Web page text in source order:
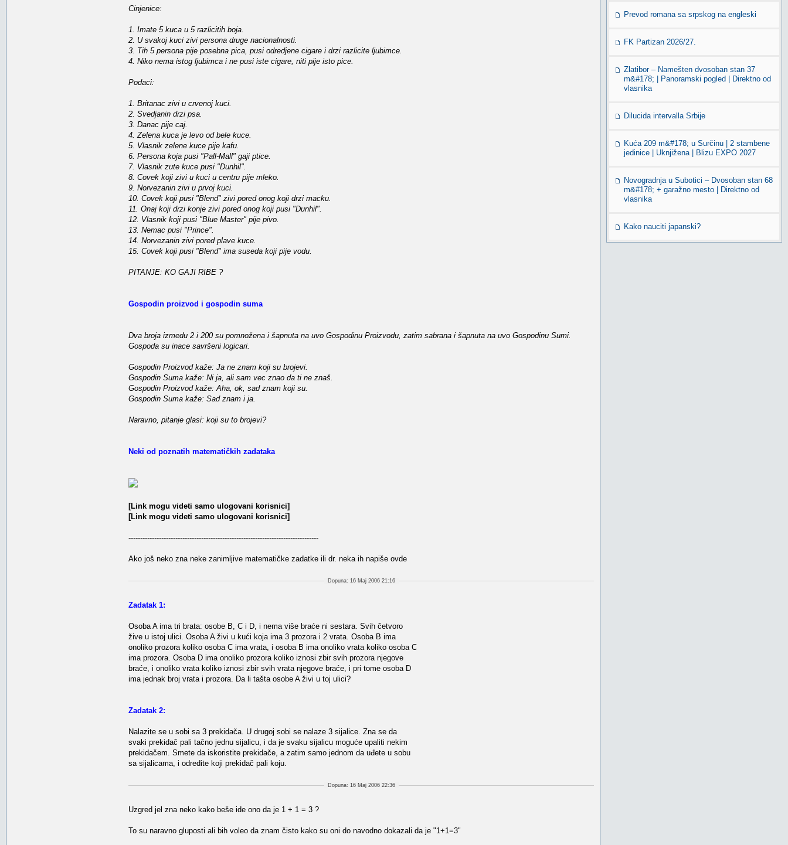
Cinjenice:
1. Imate 5 kuca u 5 razlicitih boja.
2. U svakoj kuci zivi persona druge nacionalnosti.
3. Tih 5 persona pije posebna pica, pusi odredjene cigare i drzi razlicite ljubimce.
4. Niko nema istog ljubimca i ne pusi iste cigare, niti pije isto pice.
Podaci:
1. Britanac zivi u crvenoj kuci.
2. Svedjanin drzi psa.
3. Danac pije caj.
4. Zelena kuca je levo od bele kuce.
5. Vlasnik zelene kuce pije kafu.
6. Persona koja pusi "Pall-Mall" gaji ptice.
7. Vlasnik zute kuce pusi "Dunhil".
8. Covek koji zivi u kuci u centru pije mleko.
9. Norvezanin zivi u prvoj kuci.
10. Covek koji pusi "Blend" zivi pored onog koji drzi macku.
11. Onaj koji drzi konje zivi pored onog koji pusi "Dunhil".
12. Vlasnik koji pusi "Blue Master" pije pivo.
13. Nemac pusi "Prince".
14. Norvezanin zivi pored plave kuce.
15. Covek koji pusi "Blend" ima suseda koji pije vodu.
PITANJE: KO GAJI RIBE ?
Gospodin proizvod i gospodin suma
Dva broja izmedu 2 i 200 su pomnožena i šapnuta na uvo Gospodinu Proizvodu, zatim sabrana i šapnuta na uvo Gospodinu Sumi.
Gospoda su inace savršeni logicari.
Gospodin Proizvod kaže: Ja ne znam koji su brojevi.
Gospodin Suma kaže: Ni ja, ali sam vec znao da ti ne znaš.
Gospodin Proizvod kaže: Aha, ok, sad znam koji su.
Gospodin Suma kaže: Sad znam i ja.
Naravno, pitanje glasi: koji su to brojevi?
Neki od poznatih matematičkih zadataka
[Link mogu videti samo ulogovani korisnici]
[Link mogu videti samo ulogovani korisnici]
---------------------------------------------------------------------------------
Ako još neko zna neke zanimljive matematičke zadatke ili dr. neka ih napiše ovde
Dopuna: 16 Maj 2006 21:16
Zadatak 1:
Osoba A ima tri brata: osobe B, C i D, i nema više braće ni sestara. Svih četvoro
žive u istoj ulici. Osoba A živi u kući koja ima 3 prozora i 2 vrata. Osoba B ima
onoliko prozora koliko osoba C ima vrata, i osoba B ima onoliko vrata koliko osoba C
ima prozora. Osoba D ima onoliko prozora koliko iznosi zbir svih prozora njegove
braće, i onoliko vrata koliko iznosi zbir svih vrata njegove braće, i pri tome osoba D
ima jednak broj vrata i prozora. Da li tašta osobe A živi u toj ulici?
Zadatak 2:
Nalazite se u sobi sa 3 prekidača. U drugoj sobi se nalaze 3 sijalice. Zna se da
svaki prekidač pali tačno jednu sijalicu, i da je svaku sijalicu moguće upaliti nekim
prekidačem. Smete da iskoristite prekidače, a zatim samo jednom da uđete u sobu
sa sijalicama, i odredite koji prekidač pali koju.
Dopuna: 16 Maj 2006 22:36
Uzgred jel zna neko kako beše ide ono da je 1 + 1 = 3 ?
To su naravno gluposti ali bih voleo da znam čisto kako su oni do navodno dokazali da je "1+1=3"
Prevod romana sa srpskog na engleski
FK Partizan 2026/27.
Zlatibor – Namešten dvosoban stan 37
m&#178; | Panoramski pogled | Direktno od
vlasnika
Dilucida intervalla Srbije
Kuća 209 m&#178; u Surčinu | 2 stambene
jedinice | Uknjižena | Blizu EXPO 2027
Novogradnja u Subotici – Dvosoban stan 68
m&#178; + garažno mesto | Direktno od
vlasnika
Kako nauciti japanski?